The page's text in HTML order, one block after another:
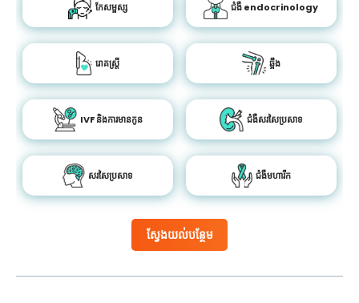
ស្វែងយល់បន្ថែម
កែសម្ផស្ស ជំងឺ endocrinology
រោគស្ត្រី ឆ្អឹង
IVF និងការមានកូន ជំងឺសរសៃប្រសាទ
សរសៃប្រសាទ ជំងឺមហារីក